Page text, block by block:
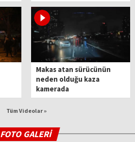
Makas atan sürücünün
neden olduğu kaza
kamerada
Tüm Videolar »
FOTO GALERİ